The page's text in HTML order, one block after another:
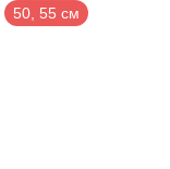
50, 55 см